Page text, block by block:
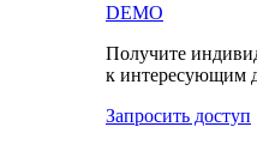
DEMO
Получите
к интересующим
Запросить доступ